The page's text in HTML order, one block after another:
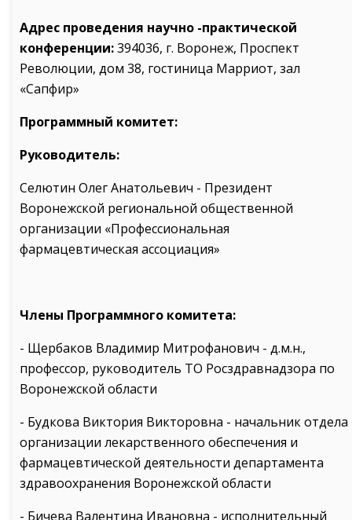
Адрес проведения научно -практической
конференции:394036, г. Воронеж, Проспект
Революции, дом 38, гостиница Марриот, зал
«Сапфир»
Программный комитет:
Руководитель:
Селютин Олег Анатольевич - Президент
Воронежской региональной общественной
организации «Профессиональная
фармацевтическая ассоциация»
Члены Программного комитета:
- Щербаков Владимир Митрофанович - д.м.н.,
профессор, руководитель ТО Росздравнадзора по
Воронежской области
- Будкова Виктория Викторовна - начальник отдела
организации лекарственного обеспечения и
фармацевтической деятельности департамента
здравоохранения Воронежской области
- Бичева Валентина Ивановна - исполнительный